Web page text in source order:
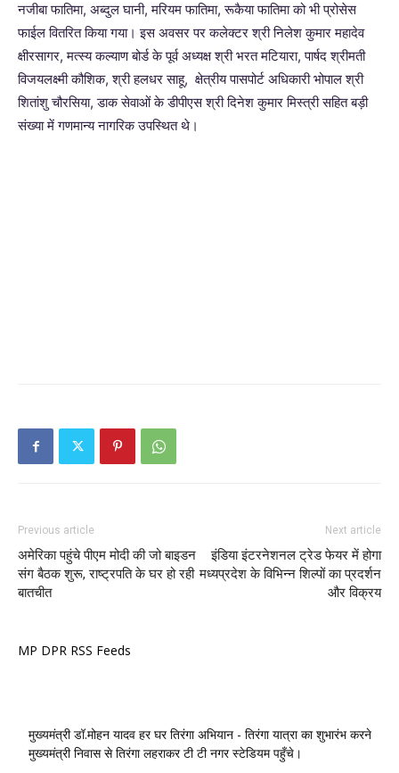
नजीबा फातिमा, अब्दुल घानी, मरियम फातिमा, रूकैया फातिमा को भी प्रोसेस
फाईल वितरित किया गया। इस अवसर पर कलेक्टर श्री निलेश कुमार महादेव
क्षीरसागर, मत्स्य कल्याण बोर्ड के पूर्व अध्यक्ष श्री भरत मटियारा, पार्षद श्रीमती
विजयलक्ष्मी कौशिक, श्री हलधर साहू, क्षेत्रीय पासपोर्ट अधिकारी भोपाल श्री
शितांशु चौरसिया, डाक सेवाओं के डीपीएस श्री दिनेश कुमार मिस्त्री सहित बड़ी
संख्या में गणमान्य नागरिक उपस्थित थे।
Previous article
अमेरिका पहुंचे पीएम मोदी की जो बाइडन
संग बैठक शुरू, राष्ट्रपति के घर हो रही
बातचीत
Next article
इंडिया इंटरनेशनल ट्रेड फेयर में होगा
मध्यप्रदेश के विभिन्न शिल्पों का प्रदर्शन
और विक्रय
MP DPR RSS Feeds
मुख्यमंत्री डॉ.मोहन यादव हर घर तिरंगा अभियान - तिरंगा यात्रा का शुभारंभ करने
मुख्यमंत्री निवास से तिरंगा लहराकर टी टी नगर स्टेडियम पहुँचे।